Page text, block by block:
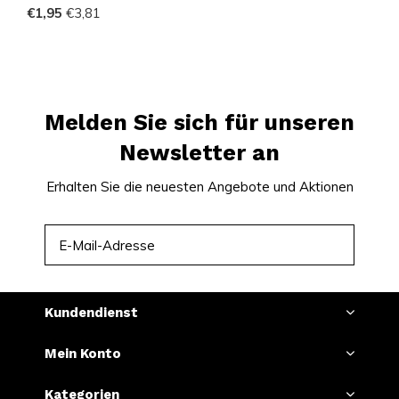
€1,95 €3,81
Melden Sie sich für unseren
Newsletter an
Erhalten Sie die neuesten Angebote und Aktionen
Kundendienst
Mein Konto
Kategorien